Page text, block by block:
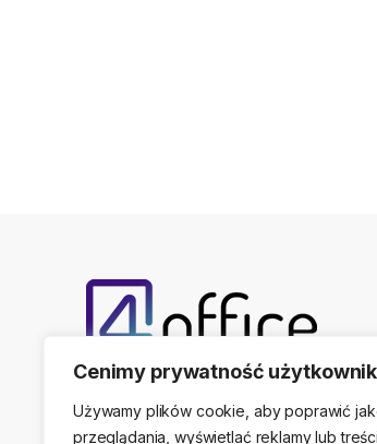
Cenimy prywatność
Używamy plików cookie, aby poprawić
przeglądania, wyświetlać reklamy lub
Telefon kontaktowy
(22) 761-17-50,